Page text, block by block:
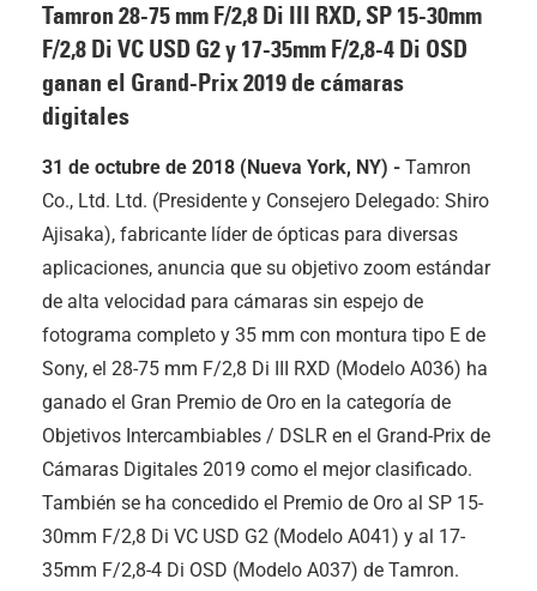
Tamron 28-75 mm F/2,8 Di III RXD, SP 15-30mm
F/2,8 Di VC USD G2 y 17-35mm F/2,8-4 Di OSD
ganan el Grand-Prix 2019 de cámaras
digitales
31 de octubre de 2018 (Nueva York, NY) - Tamron
Co., Ltd. Ltd. (Presidente y Consejero Delegado: Shiro
Ajisaka), fabricante líder de ópticas para diversas
aplicaciones, anuncia que su objetivo zoom estándar
de alta velocidad para cámaras sin espejo de
fotograma completo y 35 mm con montura tipo E de
Sony, el 28-75 mm F/2,8 Di III
RXD (Modelo A036) ha
ganado el Gran Premio de Oro en la categoría de
Objetivos Intercambiables / DSLR en el Grand-Prix de
Cámaras Digitales 2019 como el mejor clasificado.
También se ha concedido el Premio de Oro al SP 15-
30mm F/2,8 Di VC USD G2 (Modelo A041) y al 17-
35mm F/2,8-4 Di OSD (Modelo A037) de Tamron.